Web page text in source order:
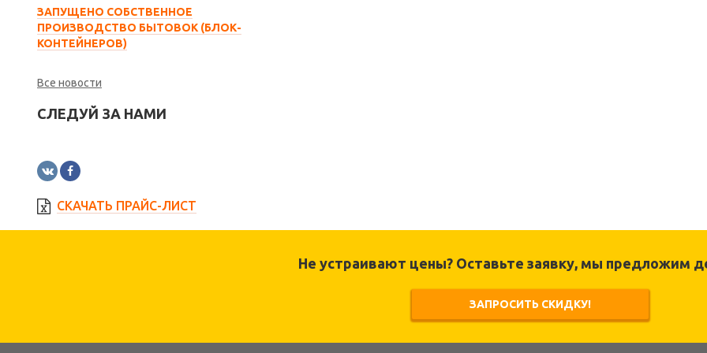
ЗАПУЩЕНО СОБСТВЕННОЕ
ПРОИЗВОДСТВО БЫТОВОК (БЛОК-
КОНТЕЙНЕРОВ)
Все новости
СЛЕДУЙ ЗА НАМИ
СКАЧАТЬ ПРАЙС-ЛИСТ
Не устраивают цены? Оставьте заявку, мы предложим
ЗАПРОСИТЬ СКИДКУ!